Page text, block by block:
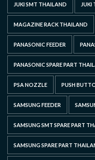
JUKI SMT THAILAND JUKI
MAGAZINE RACK THAILAND
PANASONIC FEEDER
PANASONIC SPARE PART
PSA NOZZLE PUSH
SAMSUNG FEEDER
SAMSUNG SMT SPARE PART
SAMSUNG SPARE PART